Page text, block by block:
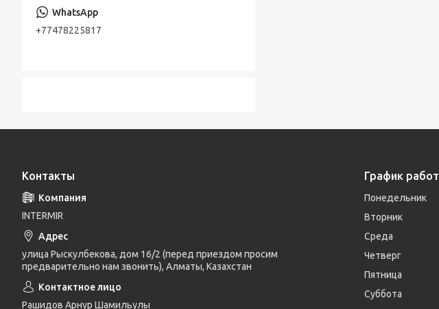
+77478225817
Контакты
INTERMIR
улица Рыскулбекова, дом 16/2 (перед приездом просим
предварительно нам звонить), Алматы, Казахстан
Рашидов Арнур Шамильулы
График
Понедельник
Вторник
Среда
Четверг
Пятница
Суббота